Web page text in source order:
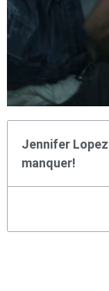
Jennifer Lopez
manquer!